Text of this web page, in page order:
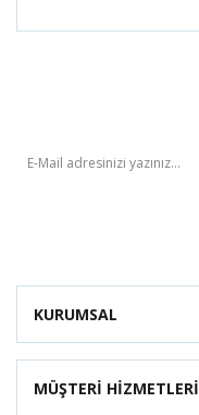
KURUMSAL
MÜŞTERİ HİZMETLERİ